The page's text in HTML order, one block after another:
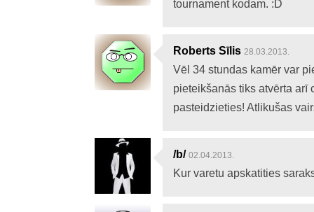
tournament kodam. :D
Roberts Sīlis 28.03.2013.
Vēl 34 stundas kamēr var
pieteikšanās tiks atvērta arī
pasteidzieties! Atlikušas
/b/ 02.04.2013.
Kur varetu apskatities